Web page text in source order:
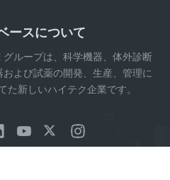
ースについて
グループは、科学機器、体外診断
および試薬の開発、生産、管理に
た新しいハイテク企業です。